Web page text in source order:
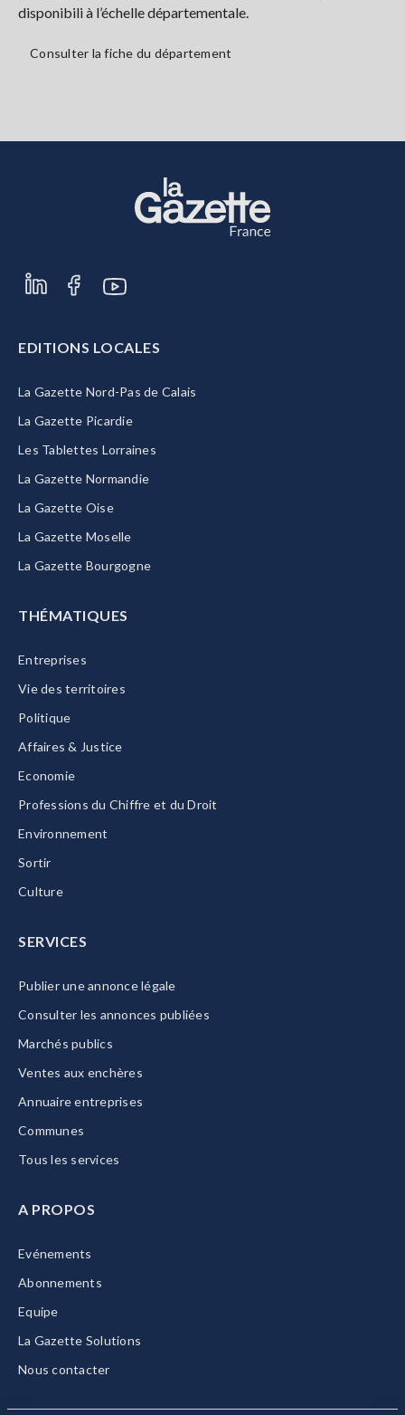
disponibili à l’échelle départementale.
Consulter la fiche du département
EDITIONS LOCALES
La Gazette Nord-Pas de Calais
La Gazette Picardie
Les Tablettes Lorraines
La Gazette Normandie
La Gazette Oise
La Gazette Moselle
La Gazette Bourgogne
THÉMATIQUES
Entreprises
Vie des territoires
Politique
Affaires & Justice
Economie
Professions du Chiffre et du Droit
Environnement
Sortir
Culture
SERVICES
Publier une annonce légale
Consulter les annonces publiées
Marchés publics
Ventes aux enchères
Annuaire entreprises
Communes
Tous les services
A PROPOS
Evénements
Abonnements
Equipe
La Gazette Solutions
Nous contacter